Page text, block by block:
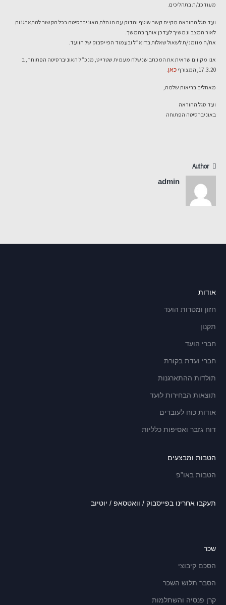
מעודכנ/ת בתהליכים.
ועד סגל ההוראה מקיים קשר שוטף והדוק עם הנהלת האוניברסיטה בכל הקשור להתארגנות
לאור המצב ונמשיך לעדכן אותך בהמשך.
את/ה מוזמנ/ת לשאול שאלות בדוא”ל ובעמוד הפייסבוק של הוועד.
אנו מקווים שראית את המכתב שנשלח מעמית שטרייט, מנכ”ל האוניברסיטה הפתוחה, ב
17.3.20, המצורף
כאן.
מאחלים בריאות שלמה,
ועד סגל ההוראה
באוניברסיטה הפתוחה
Author
admin
אודות
חזון ומטרות הועד
תקנון
חברי הועד
חברי ועדת בקורת
תולדות ההתארגנות
תוצאות הבחירות לועד
אודות כוח לעובדים
דוח גזבר ואסיפות כלליות
הטבות ומבצעים
הטבות באו”פ
תעקבו אחרינו בפייסבוק / וואטסאפ / יוטיוב
שכר
הסכם קיבוצי
הסבר תלוש השכר
קרן פנסיה והשתלמות